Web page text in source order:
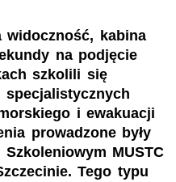
widoczność, kabina
na podjęcie
szkolili się
i ewakuacji
prowadzone były
MUSTC
Tego typu